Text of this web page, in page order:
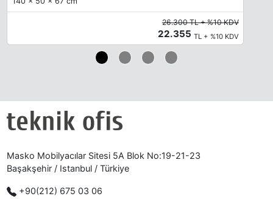
26.300 TL + %10 KDV
22.355 TL + %10 KDV
Masko Mobilyacılar Sitesi 5A Blok No:19-21-23
Başakşehir / Istanbul / Türkiye
+90(212) 675 03 06